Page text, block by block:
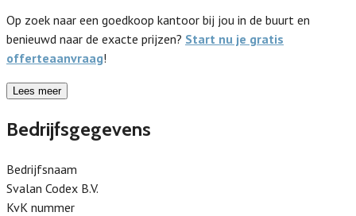
Op zoek naar een goedkoop kantoor bij jou in de buurt en
benieuwd naar de exacte prijzen? Start nu je gratis
offerteaanvraag!
Lees meer
Bedrijfsgegevens
Bedrijfsnaam
Svalan Codex B.V.
KvK nummer